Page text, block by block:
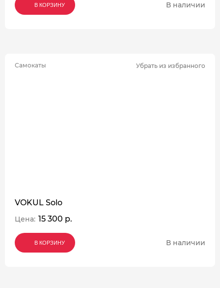
В КОРЗИНУ
В КОРЗИНУ
В КОРЗИНУ В наличии
Самокаты Убрать из избранного
VOKUL Solo
Цена: 15 300 р.
В КОРЗИНУ
В КОРЗИНУ
В КОРЗИНУ В наличии